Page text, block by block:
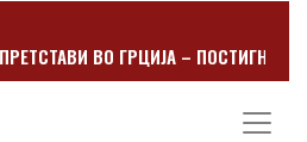
ВО ГРЦИЈА – ПОСТИГНА